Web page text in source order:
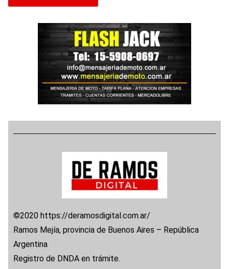
©2020 https://deramosdigital.com.ar/
Ramos Mejía, provincia de Buenos Aires – República
Argentina
Registro de DNDA en trámite.